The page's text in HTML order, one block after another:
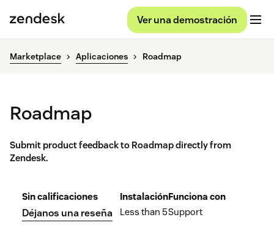
Ver una demostración
Marketplace Aplicaciones Roadmap
Roadmap
Submit product feedback to Roadmap directly from
Zendesk.
Sin calificaciones
Déjanos una reseña
Instalación
Less than 5
Funciona con
Support